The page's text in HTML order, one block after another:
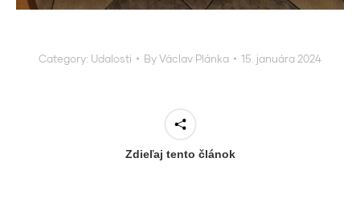
Category: Udalosti ByVáclav Plánka 15. januára 2024
Zdieľaj tento článok